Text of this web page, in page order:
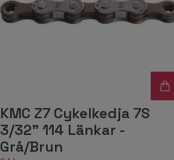
KMC Z7 Cykelkedja 7S
3/32" 114 Länkar -
Grå/Brun